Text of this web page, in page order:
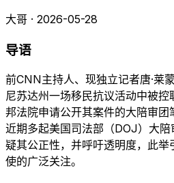
大哥 · 2026-05-28
导语
前CNN主持人、现独立记者唐·莱
尼苏达州一场移民抗议活动中被
邦法院申请公开其案件的大陪审团
近期多起美国司法部（DOJ）大
疑其公正性，并呼吁透明度，此
使的广泛关注。